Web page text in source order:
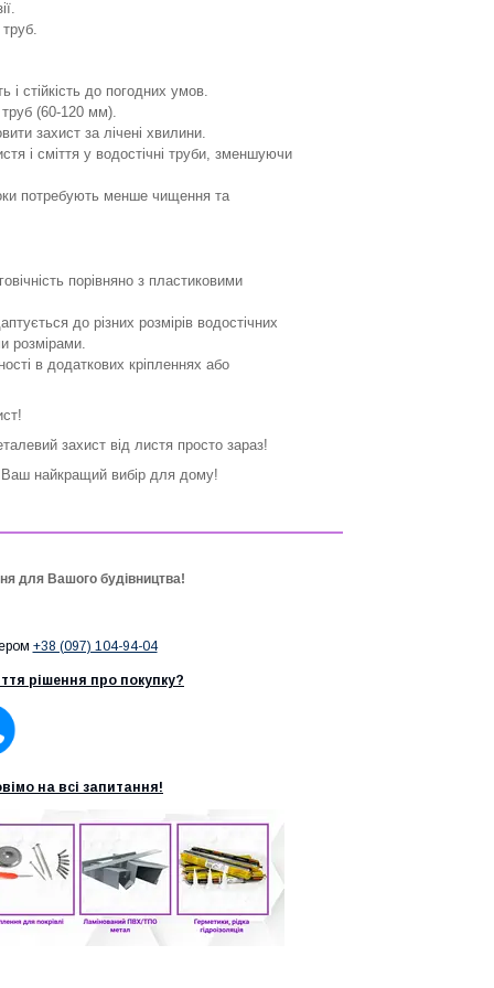
і стійкість до погодних умов.
труб (60-120 мм).
захист за лічені хвилини.
і сміття у водостічні труби, зменшуючи
потребують менше чищення та
порівняно з пластиковими
до різних розмірів водостічних
розмірами.
в додаткових кріпленнях або
захист від листя просто зараз!
Ваш найкращий вибір для дому!
для Вашого будівництва!
+38 (097) 104-94-04
рішення про покупку?
на всі запитання!